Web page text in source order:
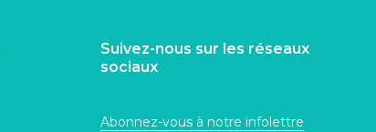
Suivez-nous sur les réseaux
sociaux
Abonnez-vous à notre infolettre